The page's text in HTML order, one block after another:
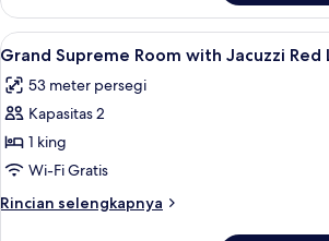
One
Bedroom
Suite
Level
Lounge
Lihat
semua
foto
untuk
Grand
Supreme
Room
with
Grand
4
Grand Supreme Room with Jacuzzi Red
53 meter persegi
Kapasitas 2
1 king
Wi-Fi Gratis
Rincian selengkapnya
Rincian